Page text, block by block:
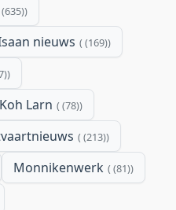
(635)
nieuws (169)
Koh Larn (78)
(213)
Monnikenwerk (81)